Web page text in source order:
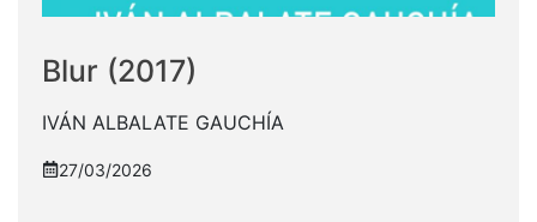
Blur (2017)
IVÁN ALBALATE GAUCHÍA
27/03/2026